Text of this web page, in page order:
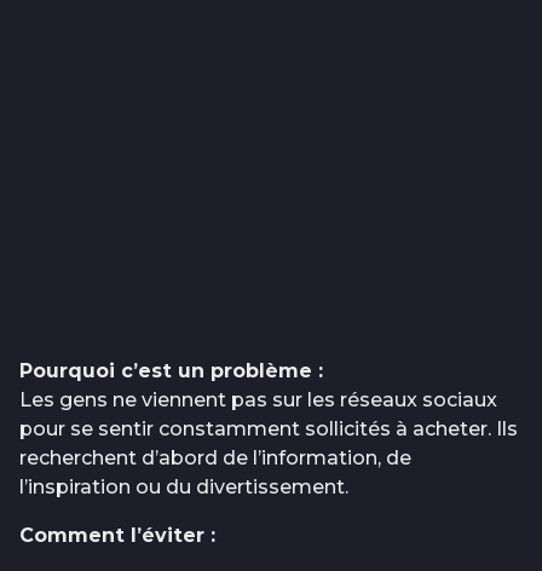
Pourquoi c’est un problème :
Les gens ne viennent pas sur les réseaux sociaux
pour se sentir constamment sollicités à acheter. Ils
recherchent d’abord de l’information, de
l’inspiration ou du divertissement.
Comment l’éviter :